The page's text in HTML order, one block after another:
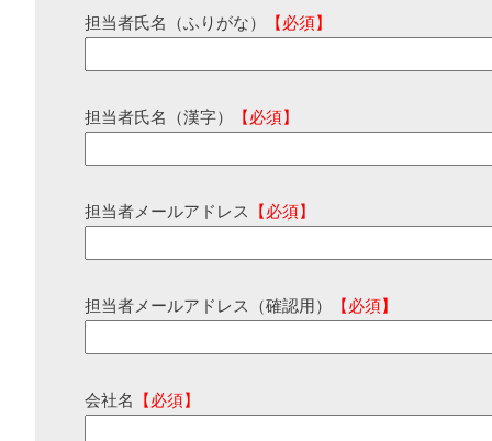
担当者氏名（ふりがな） 【必須】
担当者氏名（漢字） 【必須】
担当者メールアドレス 【必須】
担当者メールアドレス（確認用） 【必須】
会社名 【必須】